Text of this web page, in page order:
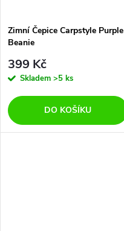
Zimní Čepice Carpstyle Purple
Beanie
399 Kč
Skladem >5 ks
DO KOŠÍKU